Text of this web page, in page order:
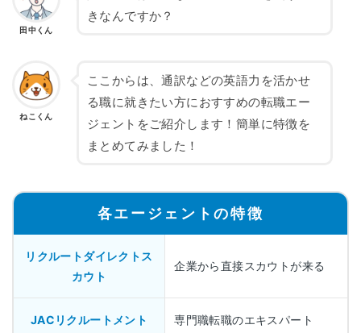
田中くん
きなんですか？
ねこくん
ここからは、通訳などの英語力を活かせ
る職に就きたい方におすすめの転職エー
ジェントをご紹介します！簡単に特徴を
まとめてみました！
各エージェントの特徴
リクルートダイレクトス
カウト
企業から直接スカウトが来る
JACリクルートメント 専門職転職のエキスパート